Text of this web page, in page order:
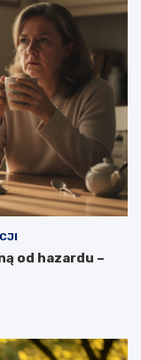
od hazardu –